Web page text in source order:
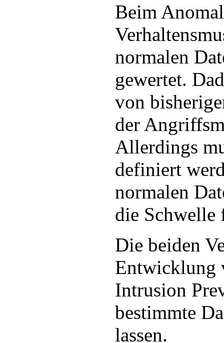
Beim
normalen
gewertet.
von
der
Allerdings
definiert
normalen
die Schwelle
Die beiden
Entwicklung
Intrusion
bestimmte
lassen.